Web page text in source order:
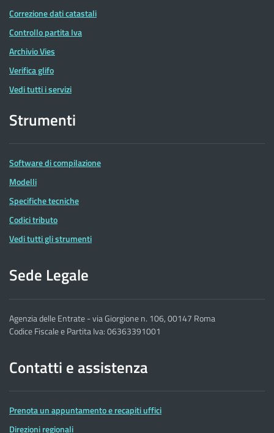
Correzione dati catastali
Controllo partita Iva
Archivio Vies
Verifica glifo
Vedi tutti i servizi
Strumenti
Software di compilazione
Modelli
Specifiche tecniche
Codici tributo
Vedi tutti gli strumenti
Sede Legale
Agenzia delle Entrate - via Giorgione n. 106, 00147 Roma
Codice Fiscale e Partita Iva: 06363391001
Contatti e assistenza
Prenota un appuntamento e recapiti uffici
Direzioni regionali